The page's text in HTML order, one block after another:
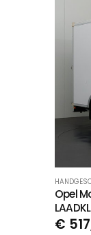
Opel
€